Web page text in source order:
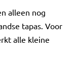
alleen nog
tapas. Voor
alle kleine